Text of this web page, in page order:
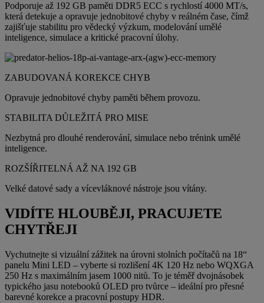
Podporuje až 192 GB paměti DDR5 ECC s rychlostí 4000 MT/s,
která detekuje a opravuje jednobitové chyby v reálném čase, čímž
zajišťuje stabilitu pro vědecký výzkum, modelování umělé
inteligence, simulace a kritické pracovní úlohy.
ZABUDOVANÁ KOREKCE CHYB
Opravuje jednobitové chyby paměti během provozu.
STABILITA DŮLEŽITÁ PRO MISE
Nezbytná pro dlouhé renderování, simulace nebo trénink umělé
inteligence.
ROZŠÍŘITELNÁ AŽ NA 192 GB
Velké datové sady a vícevláknové nástroje jsou vítány.
VIDÍTE HLOUBĚJI, PRACUJETE
CHYTŘEJI
Vychutnejte si vizuální zážitek na úrovni stolních počítačů na 18“
panelu Mini LED – vyberte si rozlišení 4K 120 Hz nebo WQXGA
250 Hz s maximálním jasem 1000 nitů. To je téměř dvojnásobek
typického jasu notebooků OLED pro tvůrce – ideální pro přesné
barevné korekce a pracovní postupy HDR.